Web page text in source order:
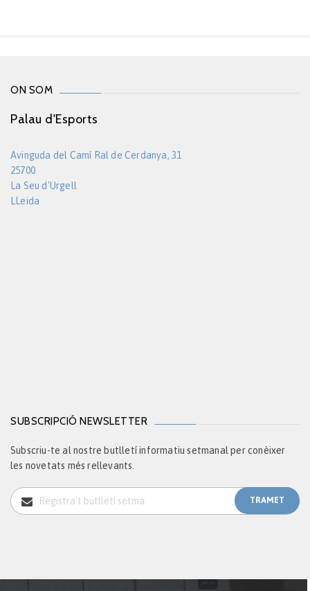
ON SOM
Palau d'Esports
Avinguda del Camí Ral de Cerdanya, 31
25700
La Seu d'Urgell
LLeida
SUBSCRIPCIÓ NEWSLETTER
Subscriu-te al nostre butlletí informatiu setmanal per conèixer
les novetats més rellevants.